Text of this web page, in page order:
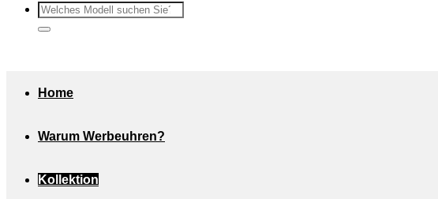
Suchen
nach:
Home
Warum Werbeuhren?
Kollektion